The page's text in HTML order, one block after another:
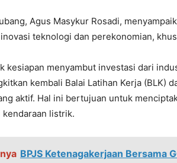
Agus Masykur Rosadi,
teknologi dan perekonomian,
kesiapan menyambut investasi dari
kembali Balai Latihan Kerja (BLK)
aktif. Hal ini bertujuan untuk
listrik.
BPJS Ketenagakerjaan Bersama